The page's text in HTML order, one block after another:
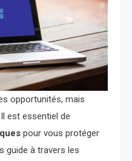
opportunités, mais
est essentiel de
pour vous protéger
guide à travers les